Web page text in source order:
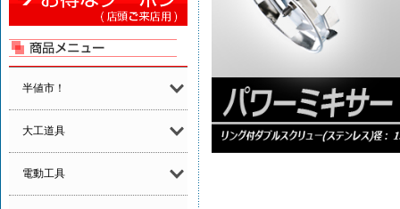
半値市！
大工道具
電動工具